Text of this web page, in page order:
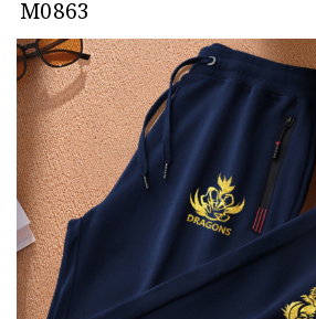
M0863